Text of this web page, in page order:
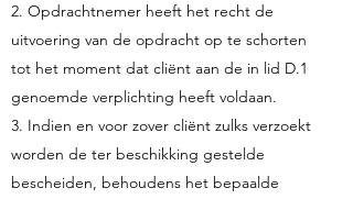
2. Opdrachtnemer heeft het recht de
uitvoering van de opdracht op te schorten
tot het moment dat cliënt aan de in lid D.1
genoemde verplichting heeft voldaan.
3. Indien en voor zover cliënt zulks verzoekt
worden de ter beschikking gestelde
bescheiden, behoudens het bepaalde